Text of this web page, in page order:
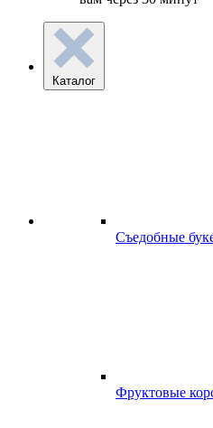
Каталог
Съедобные
Фруктовые